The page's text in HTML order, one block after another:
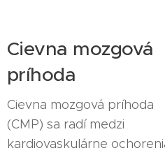
Cievna mozgová
príhoda
Cievna mozgová príhoda
(CMP) sa radí medzi
kardiovaskulárne